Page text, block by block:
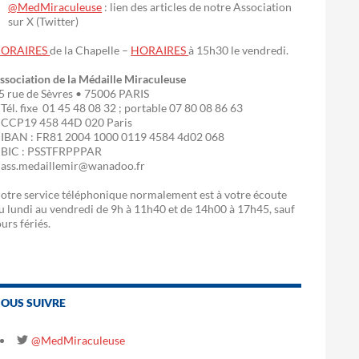
@MedMiraculeuse : lien des articles de notre Association
sur X (Twitter)
de la Chapelle – HORAIRESà 15h30 le vendredi.
de la Médaille Miraculeuse
rue de Sèvres • 75006 PARIS
fixe 01 45 48 08 32 ; portable 07 80 08 86 63
458 44D 020 Paris
: FR81 2004 1000 0119 4584 4d02 068
: PSSTFRPPPAR
service téléphonique normalement est à votre écoute
lundi au vendredi de 9h à 11h40 et de 14h00 à 17h45, sauf
fériés.
SUIVRE
@MedMiraculeuse